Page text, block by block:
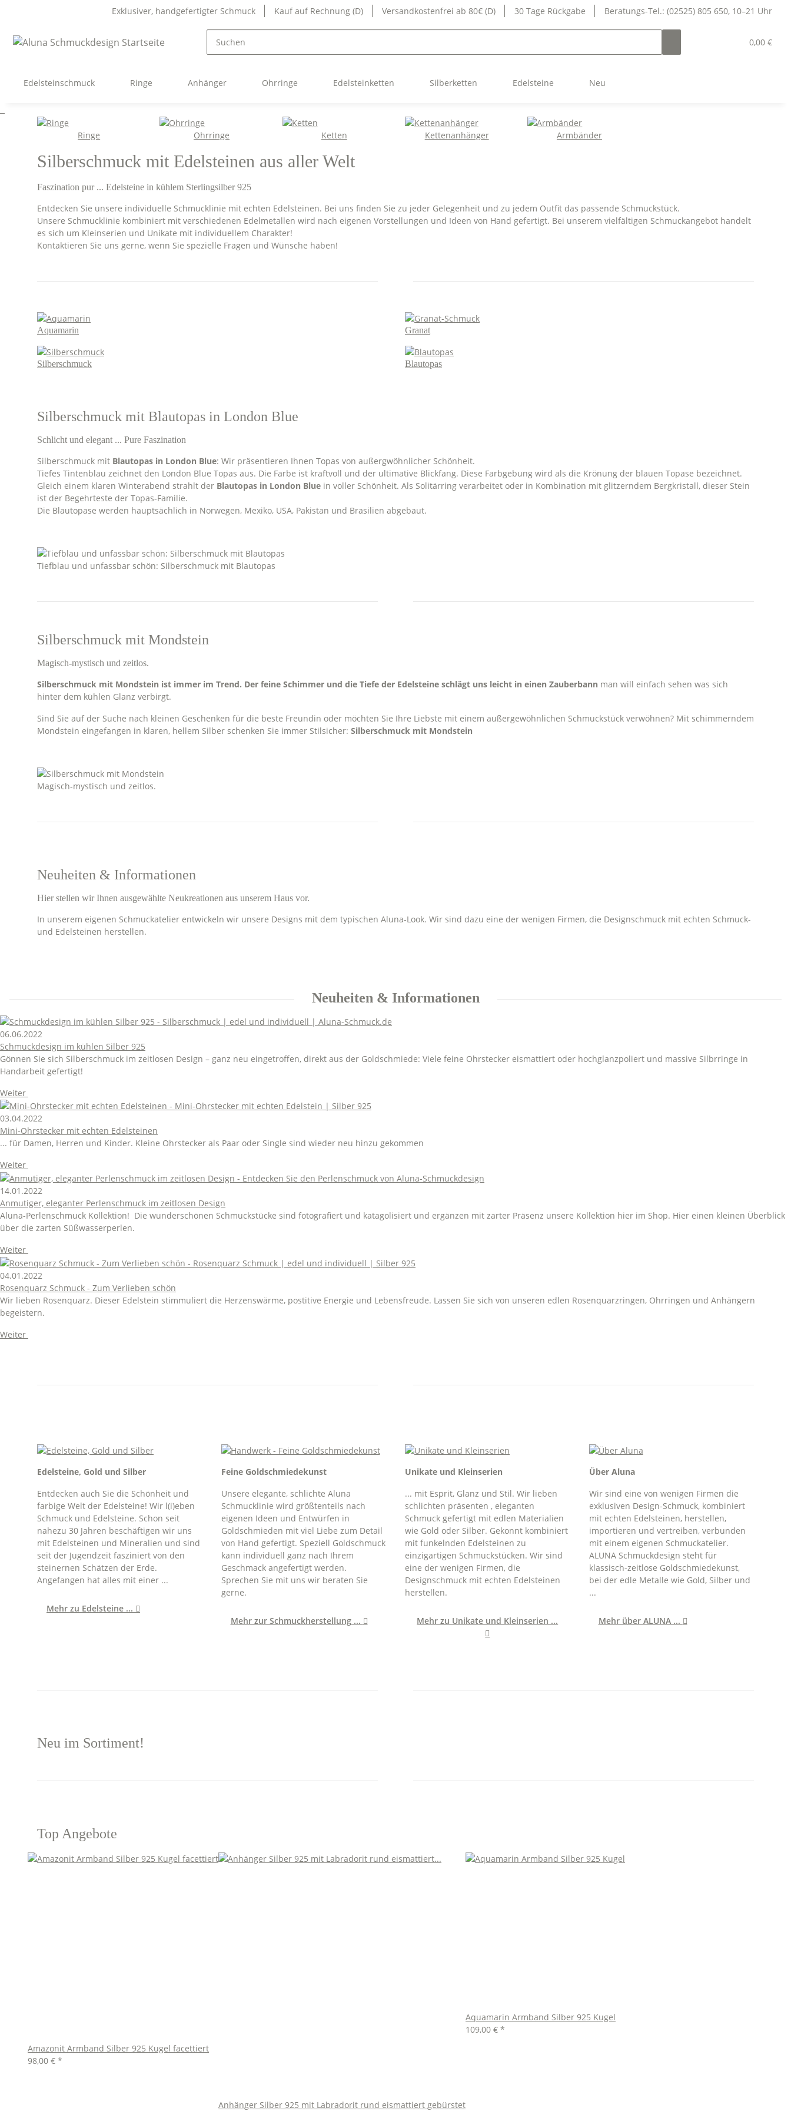
Exklusiver, handgefertigter Schmuck Kauf auf Rechnung (D) Versandkostenfrei ab 80€ (D) 30 Tage Rückgabe Beratungs-Tel.: (02525) 805 650, 10–21 Uhr
0,00 €
Edelsteinschmuck Ringe Anhänger Ohrringe Edelsteinketten Silberketten Edelsteine Neu
Ringe Ohrringe Ketten Kettenanhänger Armbänder
Silberschmuck mit Edelsteinen aus aller Welt
Faszination pur ... Edelsteine in kühlem Sterlingsilber 925
Entdecken Sie unsere individuelle Schmucklinie mit echten Edelsteinen. Bei uns finden Sie zu jeder Gelegenheit und zu jedem Outfit das passende Schmuckstück.
Unsere Schmucklinie kombiniert mit verschiedenen Edelmetallen wird nach eigenen Vorstellungen und Ideen von Hand gefertigt. Bei unserem vielfältigen Schmuckangebot handelt
es sich um Kleinserien und Unikate mit individuellem Charakter!
Kontaktieren Sie uns gerne, wenn Sie spezielle Fragen und Wünsche haben!
Aquamarin
Silberschmuck
Granat
Blautopas
Silberschmuck mit Blautopas in London Blue
Schlicht und elegant ... Pure Faszination
Silberschmuck mit Blautopas in London Blue: Wir präsentieren Ihnen Topas von außergwöhnlicher Schönheit.
Tiefes Tintenblau zeichnet den London Blue Topas aus. Die Farbe ist kraftvoll und der ultimative Blickfang. Diese Farbgebung wird als die Krönung der blauen Topase bezeichnet.
Gleich einem klaren Winterabend strahlt der Blautopas in London Blue in voller Schönheit. Als Solitärring verarbeitet oder in Kombination mit glitzerndem Bergkristall, dieser Stein
ist der Begehrteste der Topas-Familie.
Die Blautopase werden hauptsächlich in Norwegen, Mexiko, USA, Pakistan und Brasilien abgebaut.
Tiefblau und unfassbar schön: Silberschmuck mit Blautopas
Silberschmuck mit Mondstein
Magisch-mystisch und zeitlos.
Silberschmuck mit Mondstein ist immer im Trend. Der feine Schimmer und die Tiefe der Edelsteine schlägt uns leicht in einen Zauberbann man will einfach sehen was sich
hinter dem kühlen Glanz verbirgt.
Sind Sie auf der Suche nach kleinen Geschenken für die beste Freundin oder möchten Sie Ihre Liebste mit einem außergewöhnlichen Schmuckstück verwöhnen? Mit schimmerndem
Mondstein eingefangen in klaren, hellem Silber schenken Sie immer Stilsicher: Silberschmuck mit Mondstein
Magisch-mystisch und zeitlos.
Neuheiten & Informationen
Hier stellen wir Ihnen ausgewählte Neukreationen aus unserem Haus vor.
In unserem eigenen Schmuckatelier entwickeln wir unsere Designs mit dem typischen Aluna-Look. Wir sind dazu eine der wenigen Firmen, die Designschmuck mit echten Schmuck-
und Edelsteinen herstellen.
Neuheiten & Informationen
06.06.2022
Schmuckdesign im kühlen Silber 925
Gönnen Sie sich Silberschmuck im zeitlosen Design – ganz neu eingetroffen, direkt aus der Goldschmiede: Viele feine Ohrstecker eismattiert oder hochglanzpoliert und massive Silbrringe in
Handarbeit gefertigt!
Weiter
03.04.2022
Mini-Ohrstecker mit echten Edelsteinen
... für Damen, Herren und Kinder. Kleine Ohrstecker als Paar oder Single sind wieder neu hinzu gekommen
Weiter
14.01.2022
Anmutiger, eleganter Perlenschmuck im zeitlosen Design
Aluna-Perlenschmuck Kollektion! Die wunderschönen Schmuckstücke sind fotografiert und katagolisiert und ergänzen mit zarter Präsenz unsere Kollektion hier im Shop. Hier einen kleinen Überblick
über die zarten Süßwasserperlen.
Weiter
04.01.2022
Rosenquarz Schmuck - Zum Verlieben schön
Wir lieben Rosenquarz. Dieser Edelstein stimmuliert die Herzenswärme, postitive Energie und Lebensfreude. Lassen Sie sich von unseren edlen Rosenquarzringen, Ohrringen und Anhängern
begeistern.
Weiter
Edelsteine, Gold und Silber
Entdecken auch Sie die Schönheit und
farbige Welt der Edelsteine! Wir l(i)eben
Schmuck und Edelsteine. Schon seit
nahezu 30 Jahren beschäftigen wir uns
mit Edelsteinen und Mineralien und sind
seit der Jugendzeit fasziniert von den
steinernen Schätzen der Erde.
Angefangen hat alles mit einer ...
Mehr zu Edelsteine ... 
Feine Goldschmiedekunst
Unsere elegante, schlichte Aluna
Schmucklinie wird größtenteils nach
eigenen Ideen und Entwürfen in
Goldschmieden mit viel Liebe zum Detail
von Hand gefertigt. Speziell Goldschmuck
kann individuell ganz nach Ihrem
Geschmack angefertigt werden.
Sprechen Sie mit uns wir beraten Sie
gerne.
Mehr zur Schmuckherstellung ... 
Unikate und Kleinserien
... mit Esprit, Glanz und Stil. Wir lieben
schlichten präsenten , eleganten
Schmuck gefertigt mit edlen Materialien
wie Gold oder Silber. Gekonnt kombiniert
mit funkelnden Edelsteinen zu
einzigartigen Schmuckstücken. Wir sind
eine der wenigen Firmen, die
Designschmuck mit echten Edelsteinen
herstellen.
Mehr zu Unikate und Kleinserien ...

Über Aluna
Wir sind eine von wenigen Firmen die
exklusiven Design-Schmuck, kombiniert
mit echten Edelsteinen, herstellen,
importieren und vertreiben, verbunden
mit einem eigenen Schmuckatelier.
ALUNA Schmuckdesign steht für
klassisch-zeitlose Goldschmiedekunst,
bei der edle Metalle wie Gold, Silber und
...
Mehr über ALUNA ... 
Neu im Sortiment!
Top Angebote
Amazonit Armband Silber 925 Kugel facettiert
98,00 € *
Anhänger Silber 925 mit Labradorit rund eismattiert gebürstet
Aquamarin Armband Silber 925 Kugel
109,00 € *